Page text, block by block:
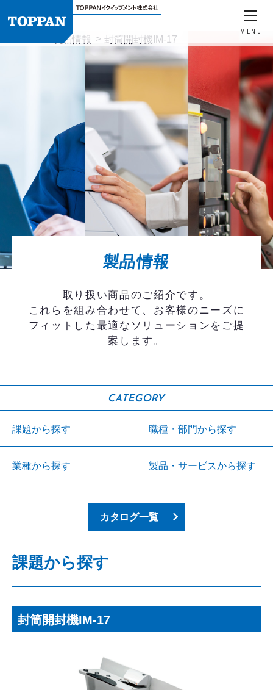
MENU
製品情報 封筒開封機IM-17
製品情報
取り扱い商品のご紹介です。
これらを組み合わせて、お客様のニーズに
フィットした最適なソリューションをご提
案します。
CATEGORY
課題から探す 職種・部門から探す
業種から探す 製品・サービスから探す
カタログ一覧
課題から探す
封筒開封機IM-17